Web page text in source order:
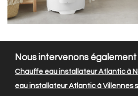
Nous intervenons également
Chauffe eau installateur Atlantic à
eau installateur Atlantic à Villennes